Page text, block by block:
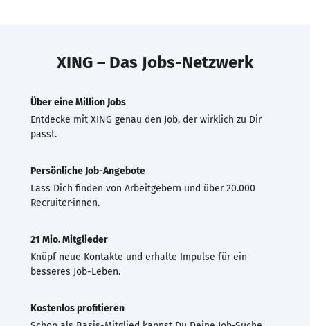
XING – Das Jobs-Netzwerk
Über eine Million Jobs
Entdecke mit XING genau den Job, der wirklich zu Dir
passt.
Persönliche Job-Angebote
Lass Dich finden von Arbeitgebern und über 20.000
Recruiter·innen.
21 Mio. Mitglieder
Knüpf neue Kontakte und erhalte Impulse für ein
besseres Job-Leben.
Kostenlos profitieren